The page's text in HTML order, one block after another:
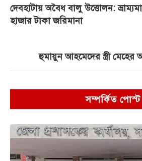
দেবহাটায় অবৈধ বালু উত্তোলন:
হাজার টাকা জরিমানা
হুমায়ুন আহমেদের স্ত্রী মেহের
সম্পর্কিত পোস্ট